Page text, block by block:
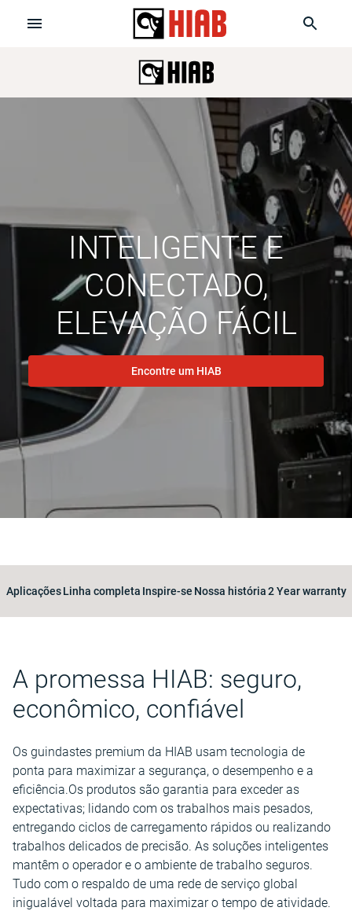
INTELIGENTE E
CONECTADO,
ELEVAÇÃO FÁCIL
Encontre um HIAB
Aplicações Linha completa Inspire-se Nossa história2 Year warranty
A promessa HIAB: seguro,
econômico, confiável
Os guindastes premium da HIAB usam tecnologia de
ponta para maximizar a segurança, o desempenho e a
eficiência.Os produtos são garantia para exceder as
expectativas; lidando com os trabalhos mais pesados,
entregando ciclos de carregamento rápidos ou realizando
trabalhos delicados de precisão. As soluções inteligentes
mantêm o operador e o ambiente de trabalho seguros.
Tudo com o respaldo de uma rede de serviço global
inigualável voltada para maximizar o tempo de atividade.